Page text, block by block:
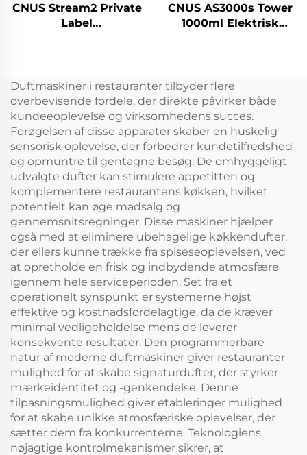
CNUS Stream2 Private
Label
Trådløs Smart WIFI
Kontrol Aroma
Diffuser
CNUS AS3000s Tower
1000ml Elektrisk
Duftmaskine til
kommercielle store
rum
Duftmaskiner i restauranter tilbyder flere
overbevisende fordele, der direkte påvirker både
kundeeoplevelse og virksomhedens succes.
Forøgelsen af disse apparater skaber en huskelig
sensorisk oplevelse, der forbedrer kundetilfredshed
og opmuntre til gentagne besøg. De omhyggeligt
udvalgte dufter kan stimulere appetitten og
komplementere restaurantens køkken, hvilket
potentielt kan øge madsalg og
gennemsnitsregninger. Disse maskiner hjælper
også med at eliminere ubehagelige køkkendufter,
der ellers kunne trække fra spiseseoplevelsen, ved
at opretholde en frisk og indbydende atmosfære
igennem hele serviceperioden. Set fra et
operationelt synspunkt er systemerne højst
effektive og kostnadsfordelagtige, da de kræver
minimal vedligeholdelse mens de leverer
konsekvente resultater. Den programmerbare
natur af moderne duftmaskiner giver restauranter
mulighed for at skabe signaturdufter, der styrker
mærkeidentitet og -genkendelse. Denne
tilpasningsmulighed giver etableringer mulighed
for at skabe unikke atmosfæriske oplevelser, der
sætter dem fra konkurrenterne. Teknologiens
nøjagtige kontrolmekanismer sikrer, at